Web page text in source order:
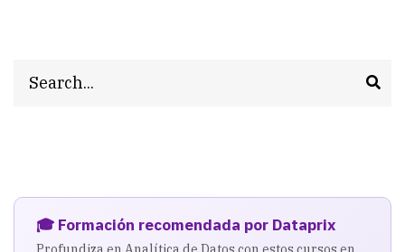
quitarle
de
sistema
🎓 Formación recomendada por Dataprix